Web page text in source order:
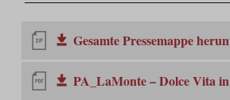
Gesamte Pressemappe
PA_LaMonte – Dolce Vita